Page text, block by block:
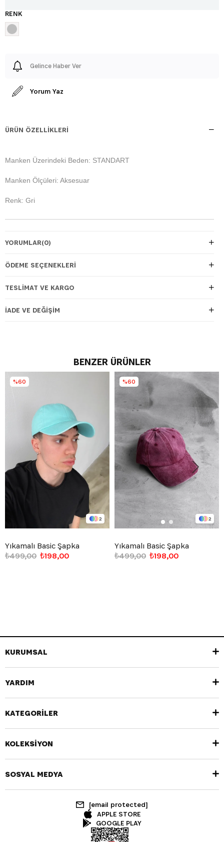
RENK
Gelince Haber Ver
Yorum Yaz
ÜRÜN ÖZELLIKLERI
Manken Üzerindeki Beden: STANDART
Manken Ölçüleri: Aksesuar
Renk: Gri
YORUMLAR(0)
ÖDEME SEÇENEKLERI
TESLIMAT VE KARGO
İADE VE DEĞIŞIM
BENZER ÜRÜNLER
2
Yıkamalı Basic Şapka
₺198,00
₺499,00
%60
2
Yıkamalı Basic Şapka
₺198,00
₺499,00
%60
KURUMSAL
YARDIM
KATEGORİLER
KOLEKSİYON
SOSYAL MEDYA
[email protected]
APPLE STORE
GOOGLE PLAY